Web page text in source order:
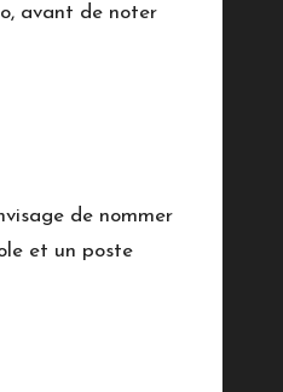
avant de noter
de nommer
et un poste